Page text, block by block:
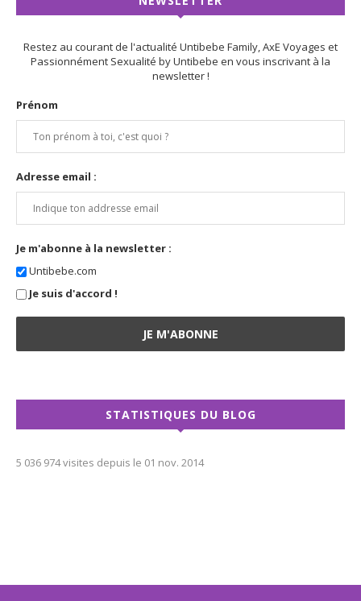
Restez au courant de l'actualité Untibebe Family, AxE Voyages et
Passionnément Sexualité by Untibebe en vous inscrivant à la
newsletter !
Prénom
Adresse email :
Je m'abonne à la newsletter :
Untibebe.com
Je suis d'accord !
STATISTIQUES DU BLOG
5 036 974 visites depuis le 01 nov. 2014